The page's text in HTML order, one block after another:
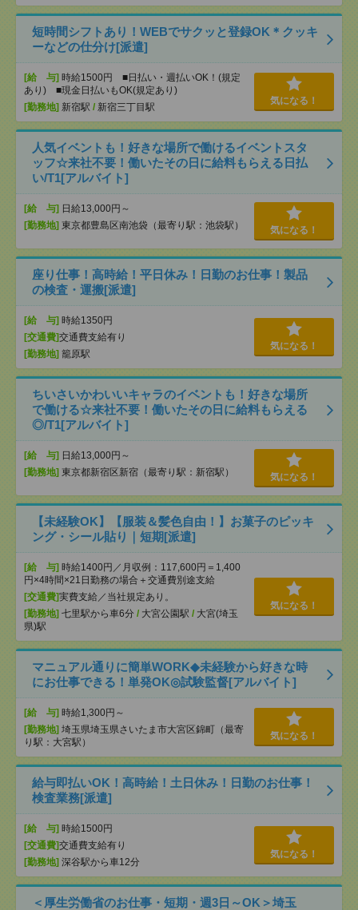
短時間シフトあり！WEBでサクッと登録OK＊クッキ
ーなどの仕分け[派遣]
[給 与] 時給1500円 ■日払い・週払いOK！(規定
あり) ■現金日払いもOK(規定あり)
[勤務地] 新宿駅 / 新宿三丁目駅
気になる！
人気イベントも！好きな場所で働けるイベントスタ
ッフ☆来社不要！働いたその日に給料もらえる日払
い/T1[アルバイト]
[給 与] 日給13,000円～
[勤務地] 東京都豊島区南池袋（最寄り駅：池袋駅） 気になる！
座り仕事！高時給！平日休み！日勤のお仕事！製品
の検査・運搬[派遣]
[給 与] 時給1350円
[交通費]交通費支給有り
[勤務地] 籠原駅
気になる！
ちいさいかわいいキャラのイベントも！好きな場所
で働ける☆来社不要！働いたその日に給料もらえる
◎/T1[アルバイト]
[給 与] 日給13,000円～
[勤務地] 東京都新宿区新宿（最寄り駅：新宿駅） 気になる！
【未経験OK】【服装＆髪色自由！】お菓子のピッキ
ング・シール貼り｜短期[派遣]
[給 与] 時給1400円／月収例：117,600円＝1,400
円×4時間×21日勤務の場合＋交通費別途支給
[交通費]実費支給／当社規定あり。
[勤務地] 七里駅から車6分 / 大宮公園駅 / 大宮(埼玉
県)駅
気になる！
マニュアル通りに簡単WORK◆未経験から好きな時
にお仕事できる！単発OK◎試験監督[アルバイト]
[給 与] 時給1,300円～
[勤務地] 埼玉県埼玉県さいたま市大宮区錦町（最寄
り駅：大宮駅）
気になる！
給与即払いOK！高時給！土日休み！日勤のお仕事！
検査業務[派遣]
[給 与] 時給1500円
[交通費]交通費支給有り
[勤務地] 深谷駅から車12分
気になる！
＜厚生労働省のお仕事・短期・週3日～OK＞埼玉